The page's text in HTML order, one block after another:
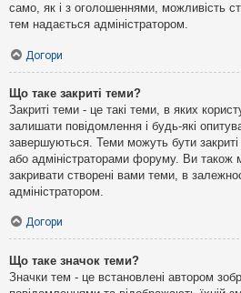
само, як і з оголошеннями, можливість
тем надається адміністратором.
Догори
Що таке закриті теми?
Закриті теми - це такі теми, в яких
залишати повідомлення і будь-які
завершуються. Теми можуть бути
або адміністраторами форуму. Ви також
закривати створені вами теми, в
адміністратором.
Догори
Що таке значок теми?
Значки тем - це встановлені автором